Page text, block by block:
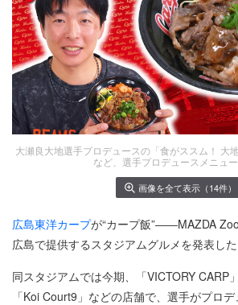
大瀬良大地選手プロデュースの「食がススム！ 大
など、選手プロデュースメニュ
画像を全て表示（14件）
広島東洋カープが“カープ飯”――MAZDA
広島で提供するスタジアムグルメを発表した
同スタジアムでは今期、「VICTORY CARP
「Koi Court9」などの店舗で、選手がプロ